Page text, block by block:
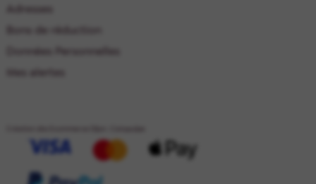
Adresses
Bons de réduction
Données Personnelles
Mes alertes